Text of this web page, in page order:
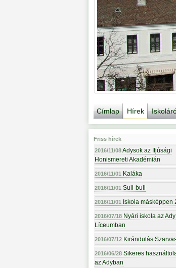
Címlap Hírek
Friss hírek
2016/11/08Adysok az Ifjúsági
Honismereti Akadémián
2016/11/01 Kaláka
2016/11/01 Suli-buli
2016/11/01 Iskola másképpen
2016/07/18 Nyári iskola az
Líceumban
2016/07/12 Kirándulás
2016/06/28 Sikeres
az Adyban